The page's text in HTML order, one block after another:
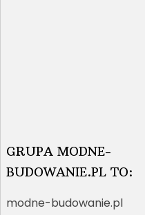
GRUPA MODNE-
BUDOWANIE.PL TO:
modne-budowanie.pl